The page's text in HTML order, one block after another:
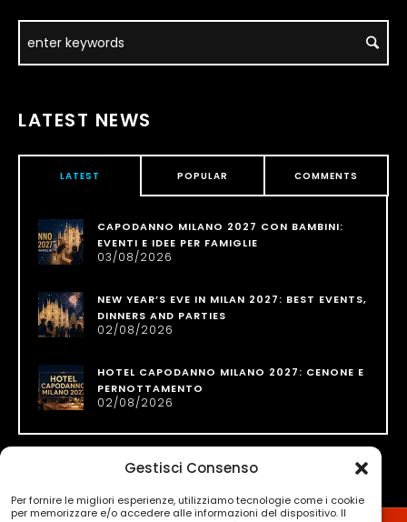
Gestisci Consenso
Per fornire le migliori esperienze, utilizziamo tecnologie come i cookie
per memorizzare e/o accedere alle informazioni del dispositivo. Il
LATEST NEWS
LATEST POPULAR COMMENTS
CAPODANNO MILANO 2027 CON BAMBINI:
EVENTI E IDEE PER FAMIGLIE
03/08/2026
NEW YEAR’S EVE IN MILAN 2027: BEST EVENTS,
DINNERS AND PARTIES
02/08/2026
HOTEL CAPODANNO MILANO 2027: CENONE E
PERNOTTAMENTO
02/08/2026